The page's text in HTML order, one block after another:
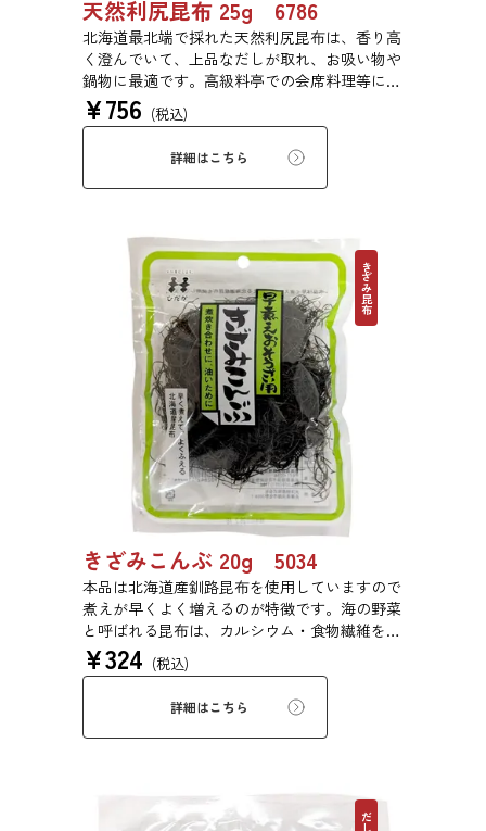
天然利尻昆布 25g 6786
北海道最北端で採れた天然利尻昆布は、香り高
く澄んでいて、上品なだしが取れ、お吸い物や
鍋物に最適です。高級料亭での会席料理等にも
使われている高級昆布です。
¥756 (税込)
詳細はこちら
きざみ昆布
きざみこんぶ 20g 5034
本品は北海道産釧路昆布を使用していますので
煮えが早くよく増えるのが特徴です。海の野菜
と呼ばれる昆布は、カルシウム・食物繊維を豊
富に含みます。ジャガイモやカボチャと煮付け
たり、ひじきのように野菜等と一緒に油で炒め
たりと様々な用途でご利用いただけます。
¥324 (税込)
詳細はこちら